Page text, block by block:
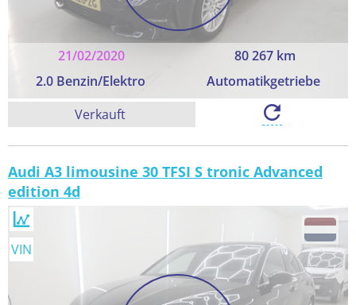
21/02/2020
80 267 km
2.0 Benzin/Elektro
Automatikgetriebe
Verkauft
Audi A3 limousine 30 TFSI S tronic Advanced
edition 4d
VIN